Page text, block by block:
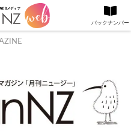
バックナンバー